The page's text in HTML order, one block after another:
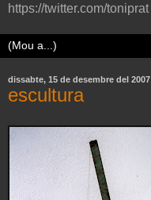
https://twitter.com/toniprat
dissabte, 15 de desembre del 2007
escultura